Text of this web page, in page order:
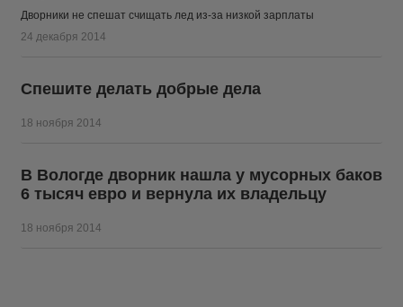
Дворники не спешат счищать лед из-за низкой зарплаты
24 декабря 2014
Спешите делать добрые дела
18 ноября 2014
В Вологде дворник нашла у мусорных баков
6 тысяч евро и вернула их владельцу
18 ноября 2014